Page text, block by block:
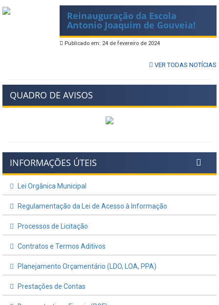
Reinauguração da Escola
Antonio Joaquim de Gouveia!
Publicado em: 24 de fevereiro de 2024
VER TODAS NOTÍCIAS
QUADRO DE AVISOS
INFORMAÇÕES ÚTEIS
Lei Orgânica Municipal
Regulamentação da Lei de Acesso à Informação
Processos de Licitação
Contratos e Termos Aditivos
Planejamento Orçamentário (LDO, LOA, PPA)
Prestações de Contas